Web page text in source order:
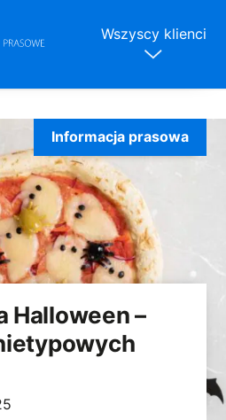
Wszyscy klienci
Halloween –
Informacja prasowa